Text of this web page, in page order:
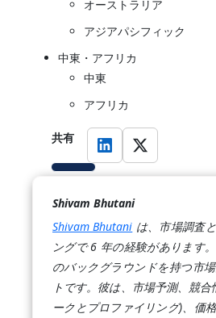
オーストラリア
アジアパシフィック
中東・アフリカ
中東
アフリカ
共有
Shivam Bhutani
Shivam Bhutani は、市場調査
ングで 6 年の経験があります
のバックグラウンドを持つ市
トです。彼は、市場予測、競
ークとプロファイリング)、価